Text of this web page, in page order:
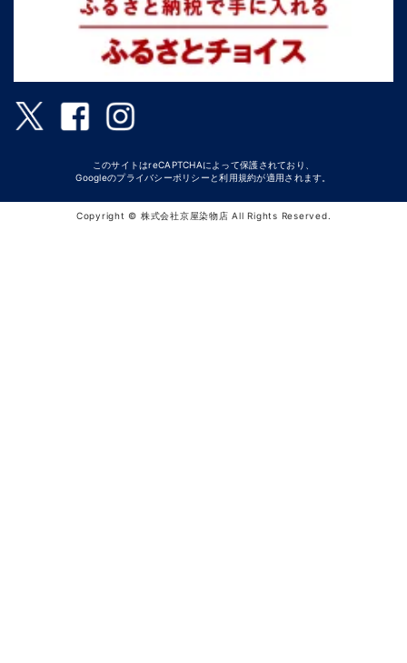
このサイトはreCAPTCHAによって保護されており、
Googleのプライバシーポリシー と利用規約が適用されます。
Copyright © 株式会社京屋染物店 All Rights Reserved.